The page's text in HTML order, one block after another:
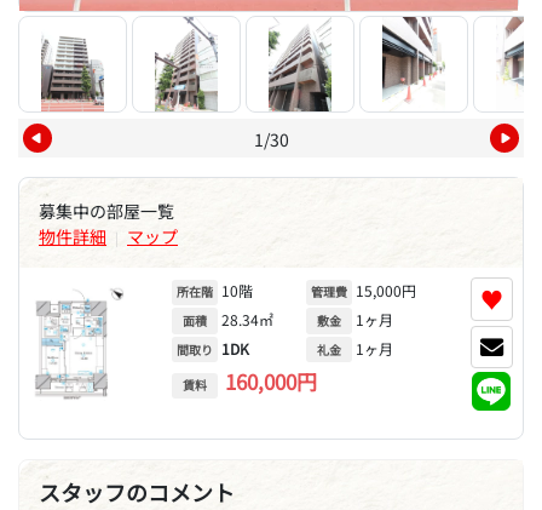
1/30
募集中の部屋一覧
物件詳細 | マップ
所在階 10階
面積 28.34㎡
間取り 1DK
賃料 160,000円
管理費 15,000円
敷金 1ヶ月
礼金 1ヶ月
♥
スタッフのコメント